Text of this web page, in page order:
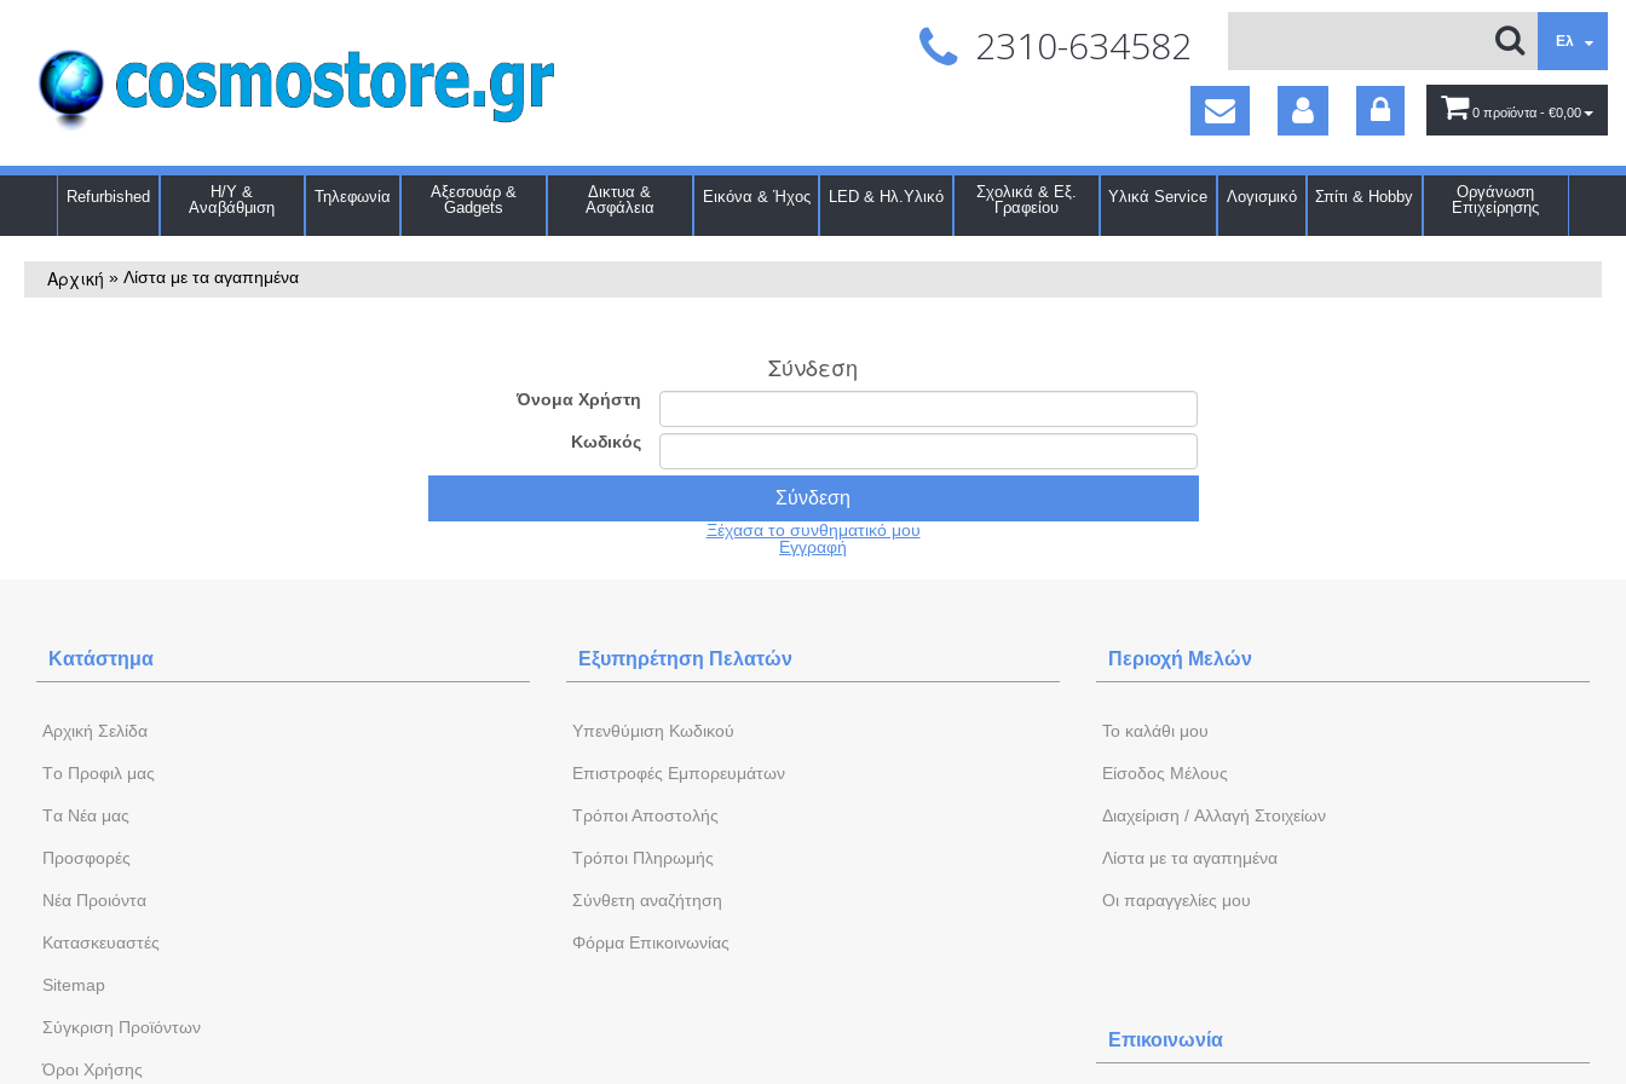
Ελ
2310-634582
0 προϊόντα - €0,00
Refurbished
Η/Υ &
Αναβάθμιση
Τηλεφωνία
Αξεσουάρ &
Gadgets
Δικτυα &
Ασφάλεια
Εικόνα & Ήχος LED & Ηλ.Υλικό
Σχολικά & Εξ.
Γραφείου
Υλικά Service Λογισμικό Σπίτι & Hobby
Οργάνωση
Επιχείρησης
Αρχική » Λίστα με τα αγαπημένα
Σύνδεση
Όνομα Χρήστη
Κωδικός
Ξέχασα το συνθηματικό μου
Εγγραφή
Κατάστημα
Aρχική Σελίδα
Tο Προφιλ μας
Tα Νέα μας
Προσφορές
Νέα Προιόντα
Kατασκευαστές
Sitemap
Σύγκριση Προϊόντων
Όροι Χρήσης
Εξυπηρέτηση Πελατών
Yπενθύμιση Κωδικού
Επιστροφές Εμπορευμάτων
Τρόποι Αποστολής
Τρόποι Πληρωμής
Σύνθετη αναζήτηση
Φόρμα Eπικοινωνίας
Περιοχή Mελών
To καλάθι μου
Eίσοδος Μέλους
Διαχείριση / Aλλαγή Στοιχείων
Λίστα με τα αγαπημένα
Oι παραγγελίες μου
Επικοινωνία